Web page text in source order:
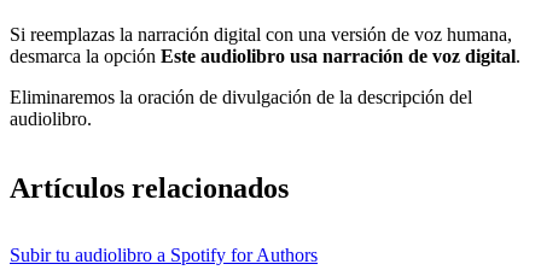
Si reemplazas la narración digital con una versión de voz humana,
desmarca la opción Este audiolibro usa narración de voz digital.
Eliminaremos la oración de divulgación de la descripción del
audiolibro.
Artículos relacionados
Subir tu audiolibro a Spotify for Authors